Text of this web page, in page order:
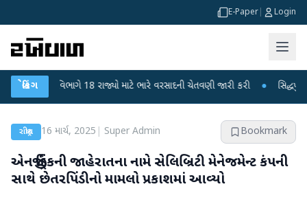
E-Paper Login
બ્રેકિંગ
વિભાગે 18 રાજ્યો માટે ભારે વરસાદની ચેતવણી જારી કરી ● સિદ્ધપુરથી બોમ્બ
રાષ્ટ્રીય 16 માર્ચ, 2025 Super Admin Bookmark
એનર્જી ડ્રિંકની જાહેરાતના નામે સેલિબ્રિટી મેનેજમેન્ટ કંપની
સાથે છેતરપિંડીનો મામલો પ્રકાશમાં આવ્યો